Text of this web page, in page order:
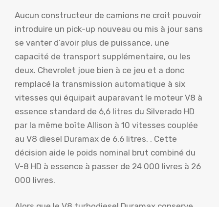
Aucun constructeur de camions ne croit pouvoir
introduire un pick-up nouveau ou mis à jour sans
se vanter d’avoir plus de puissance, une
capacité de transport supplémentaire, ou les
deux. Chevrolet joue bien à ce jeu et a donc
remplacé la transmission automatique à six
vitesses qui équipait auparavant le moteur V8 à
essence standard de 6,6 litres du Silverado HD
par la même boîte Allison à 10 vitesses couplée
au V8 diesel Duramax de 6,6 litres. . Cette
décision aide le poids nominal brut combiné du
V-8 HD à essence à passer de 24 000 livres à 26
000 livres.